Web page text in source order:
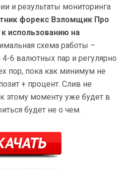
и результаты мониторинга
форекс Взломщик Про
использованию на
схема работы –
4-6 валютных пар и регулярно
пор, пока как минимум не
+ процент. Слив не
этому моменту уже будет в
будет не о чем.